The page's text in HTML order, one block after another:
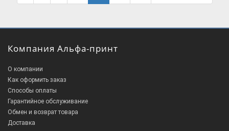
Компания Альфа-принт
О компании
Как оформить заказ
Способы оплаты
Гарантийное обслуживание
Обмен и возврат товара
Доставка